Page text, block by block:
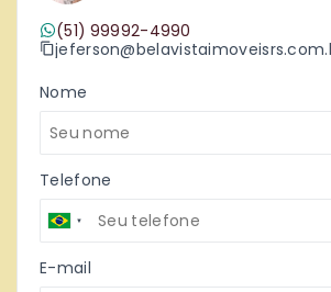
(51) 99992-4990
Nome
Telefone
E-mail